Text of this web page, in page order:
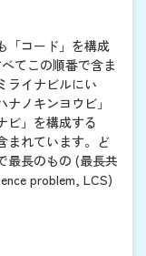
「コード」を構成
てこの順番で含ま
ライナビルにい
ノキンヨウビ」
ビ」を構成する
まれています。ど
最長のもの (最長共
problem, LCS)